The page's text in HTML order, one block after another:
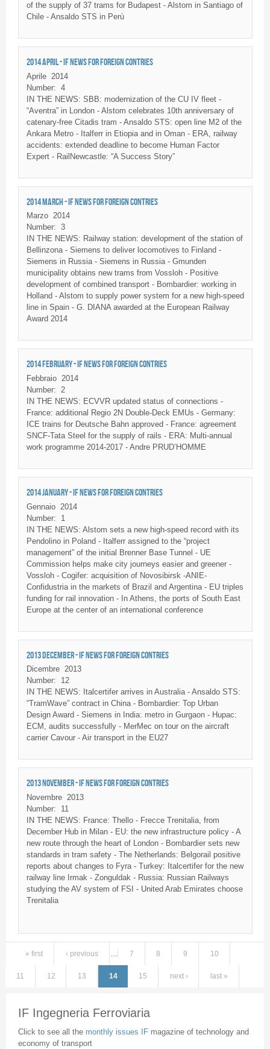
of the supply of 37 trams for Budapest - Alstom in Santiago of
Chile - Ansaldo STS in Perù
2014 APRIL - IF NEWS FOR FOREIGN CONTRIES
Aprile
2014
Number: 4
IN THE NEWS: SBB: modernization of the CU IV fleet -
“Aventra” in London - Alstom celebrates 10th anniversary of
catenary-free Citadis tram - Ansaldo STS: open line M2 of the
Ankara Metro - Italferr in Etiopia and in Oman - ERA, railway
accidents: extended deadline to become Human Factor
Expert - RailNewcastle: “A Success Story”
2014 MARCH - IF NEWS FOR FOREIGN CONTRIES
Marzo 2014
Number: 3
IN THE NEWS: Railway station: development of the station of
Bellinzona - Siemens to deliver locomotives to Finland -
Siemens in Russia - Siemens in Russia - Gmunden
municipality obtains new trams from Vossloh - Positive
development of combined transport - Bombardier: working in
Holland - Alstom to supply power system for a new high-speed
line in Spain - G. DIANA awarded at the European Railway
Award 2014
2014 FEBRUARY - IF NEWS FOR FOREIGN CONTRIES
Febbraio
2014
Number:
2
IN THE NEWS: ECVVR updated status of connections -
France: additional Regio 2N Double-Deck EMUs - Germany:
ICE trains for Deutsche Bahn approved - France: agreement
SNCF-Tata Steel for the supply of rails - ERA: Multi-annual
work programme 2014-2017 - Andre PRUD’HOMME
2014 JANUARY - IF NEWS FOR FOREIGN CONTRIES
Gennaio
2014
Number:
1
IN THE NEWS: Alstom sets a new high-speed record with its
Pendolino in Poland - Italferr assigned to the “project
management” of the initial Brenner Base Tunnel - UE
Commission helps make city journeys easier and greener -
Vossloh - Cogifer: acquisition of Novosibirsk -ANIE-
Confidustria in the markets of Brazil and Argentina - EU triples
funding for rail innovation - In Athens, the ports of South East
Europe at the center of an international conference
2013 DECEMBER - IF NEWS FOR FOREIGN CONTRIES
Dicembre 2013
Number:
12
IN THE NEWS: Italcertifer arrives in Australia - Ansaldo STS:
“TramWave” contract in China - Bombardier: Top Urban
Design Award - Siemens in India: metro in Gurgaon - Hupac:
ECM, audits successfully - MerMec on tour on the aircraft
carrier Cavour - Air transport in the EU27
2013 NOVEMBER - IF NEWS FOR FOREIGN CONTRIES
Novembre
2013
Number:
11
IN THE NEWS: France: Thello- Frecce Trenitalia, from
December Hub in Milan - EU: the new infrastructure policy - A
new route through the heart of London - Bombardier sets new
standards in tram safety - The Netherlands: Belgorail positive
reports about changes to Fyra- Turkey: Italcertiferfor the new
railway line Irmak - Zonguldak - Russia: Russian Railways
studying the AV system of FSI - United Arab Emirates choose
Trenitalia
Pages
« first ‹ previous 7 8 9 10
11 12 13 14 15 next › last »
IF Ingegneria Ferroviaria
Click to see all the monthly issues IF magazine of technology and
economy of transport